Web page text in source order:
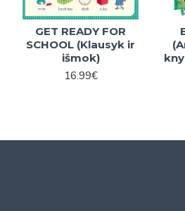
GET READY FOR
SCHOOL (Klausyk ir
išmok)
16.99€